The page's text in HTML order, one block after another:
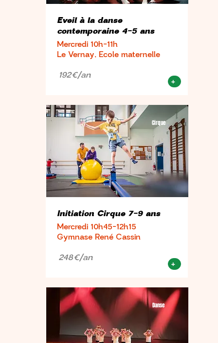
Eveil à la danse
contemporaine 4-5 ans
Mercredi 10h-11h
Le Vernay, Ecole maternelle
192€/an +
Cirque
Initiation Cirque 7-9 ans
Mercredi 10h45-12h15
Gymnase René Cassin
248€/an +
Danse